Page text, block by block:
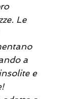
Le
a
e